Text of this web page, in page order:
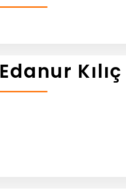
Edanur Kılıç